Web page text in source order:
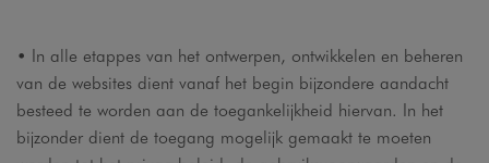
• In alle etappes van het ontwerpen, ontwikkelen en beheren
van de websites dient vanaf het begin bijzondere aandacht
besteed te worden aan de toegankelijkheid hiervan. In het
bijzonder dient de toegang mogelijk gemaakt te moeten